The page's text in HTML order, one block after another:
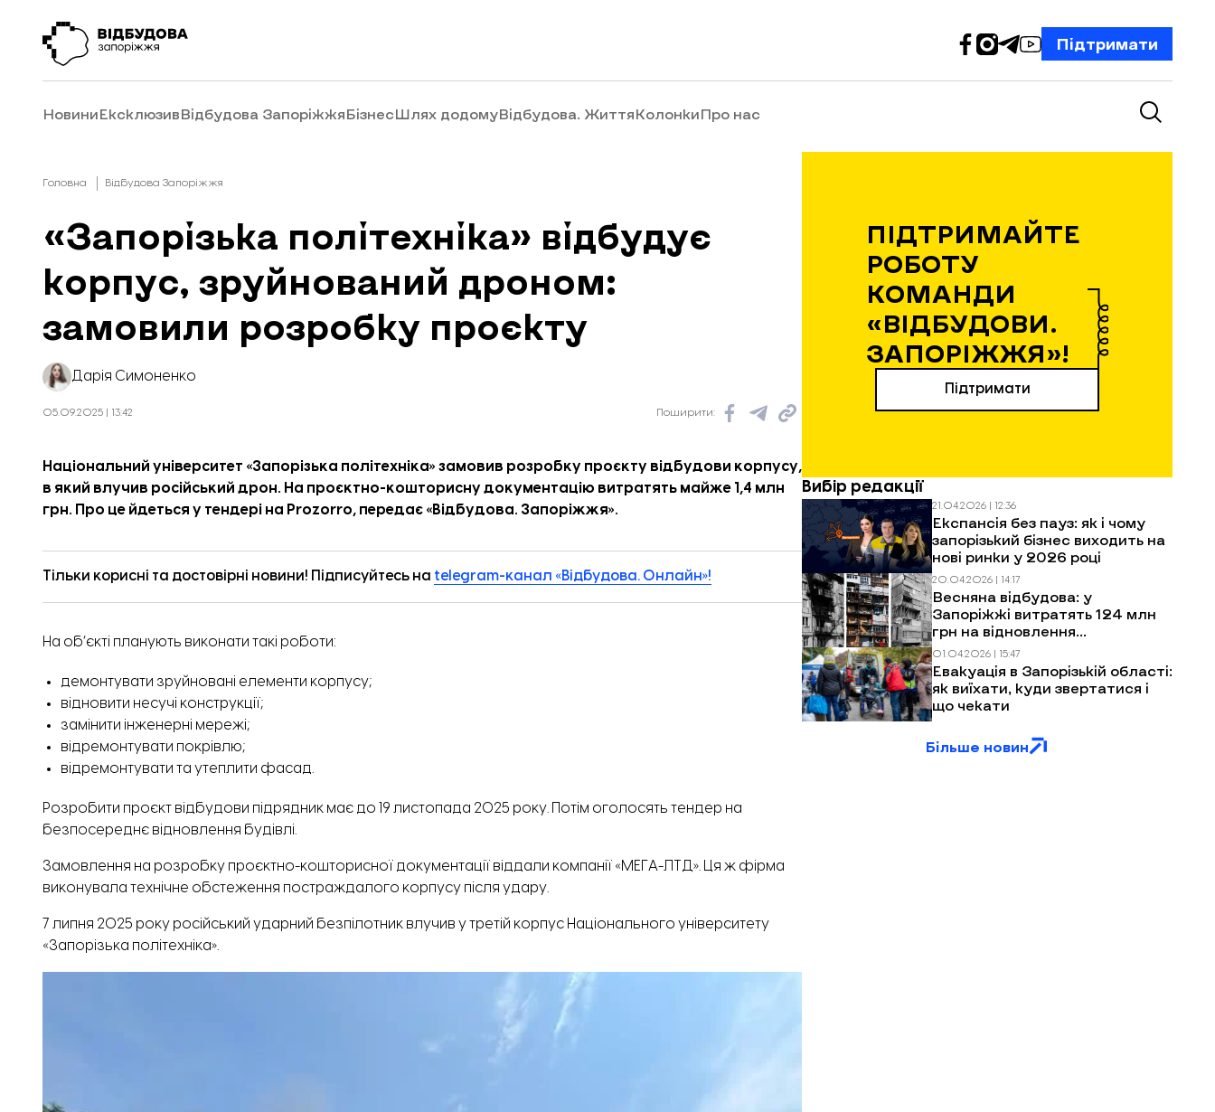
Підтримати
НовиниЕксклюзивВідбудова ЗапоріжжяБізнесШлях додомуВідбудова. ЖиттяКолонкиПро нас
Головна Відбудова Запоріжжя
«Запорізька політехніка» відбудує
корпус, зруйнований дроном:
замовили розробку проєкту
Дарія Симоненко
05.09.2025 | 13:42 Поширити:
Національний університет «Запорізька політехніка» замовив розробку проєкту відбудови корпусу,
в який влучив російський дрон. На проєктно-кошторисну документацію витратять майже 1,4 млн
грн. Про це йдеться у тендері на Prozorro, передає «Відбудова. Запоріжжя».
Тільки корисні та достовірні новини! Підписуйтесь на telegram-канал «Відбудова. Онлайн»!
На об’єкті планують виконати такі роботи:
демонтувати зруйновані елементи корпусу;
відновити несучі конструкції;
замінити інженерні мережі;
відремонтувати покрівлю;
відремонтувати та утеплити фасад.
Розробити проєкт відбудови підрядник має до 19 листопада 2025 року. Потім оголосять тендер на
безпосереднє відновлення будівлі.
Замовлення на розробку проєктно-кошторисної документації віддали компанії «МЕГА-ЛТД». Ця ж фірма
виконувала технічне обстеження постраждалого корпусу після удару.
7 липня 2025 року російський ударний безпілотник влучив у третій корпус Національного університету
«Запорізька політехніка».
ПІДТРИМАЙТЕ
РОБОТУ
КОМАНДИ
«ВІДБУДОВИ.
ЗАПОРІЖЖЯ»!
Підтримати
Вибір редакції
21.04.2026 | 12:36
Експансія без пауз: як і чому
запорізький бізнес виходить на
нові ринки у 2026 році
20.04.2026 | 14:17
Весняна відбудова: у
Запоріжжі витратять 124 млн
грн на відновлення
багатоповерхівок після
обстрілів
01.04.2026 | 15:47
Евакуація в Запорізькій області:
як виїхати, куди звертатися і
що чекати
Більше новин